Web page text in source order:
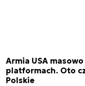
Armia USA
platformach. Oto
Polskie